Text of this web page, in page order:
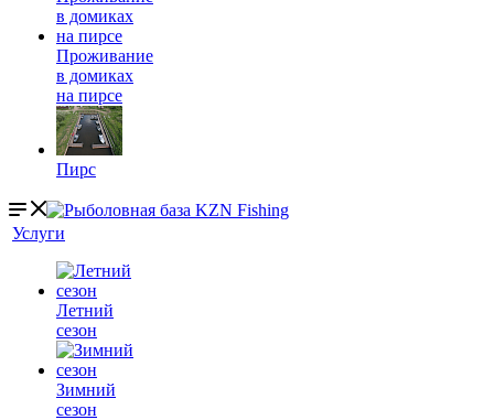
Проживание
в домиках
на пирсе
Пирс
Услуги
Летний
сезон
Зимний
сезон